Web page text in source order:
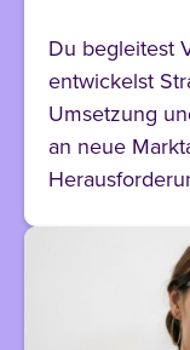
Du begleitest
entwickelst
Umsetzung
an neue